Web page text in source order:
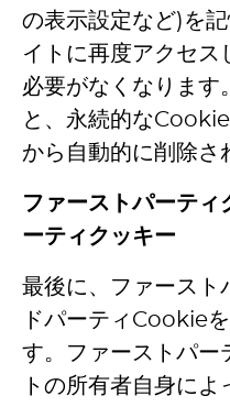
の表示設定など)を
イトに再度アクセス
必要がなくなります
と、永続的な
から自動的に削除さ
ファーストパーティ
ーティクッキー
最後に、ファース
ドパーティCookie
す。ファーストパ
トの所有者自身に